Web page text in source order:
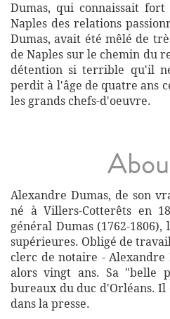
Dumas, qui connaissait
Naples des relations
Dumas, avait été mêlé de
de Naples sur le chemin du
détention si terrible qu'il
perdit à l'âge de quatre ans
les grands chefs-d'oeuvre.
Alexandre Dumas, de son
né à Villers-Cotterêts en
général Dumas (1762-
supérieures. Obligé de
clerc de notaire - Alexandre
alors vingt ans. Sa "belle
bureaux du duc d'Orléans.
dans la presse.